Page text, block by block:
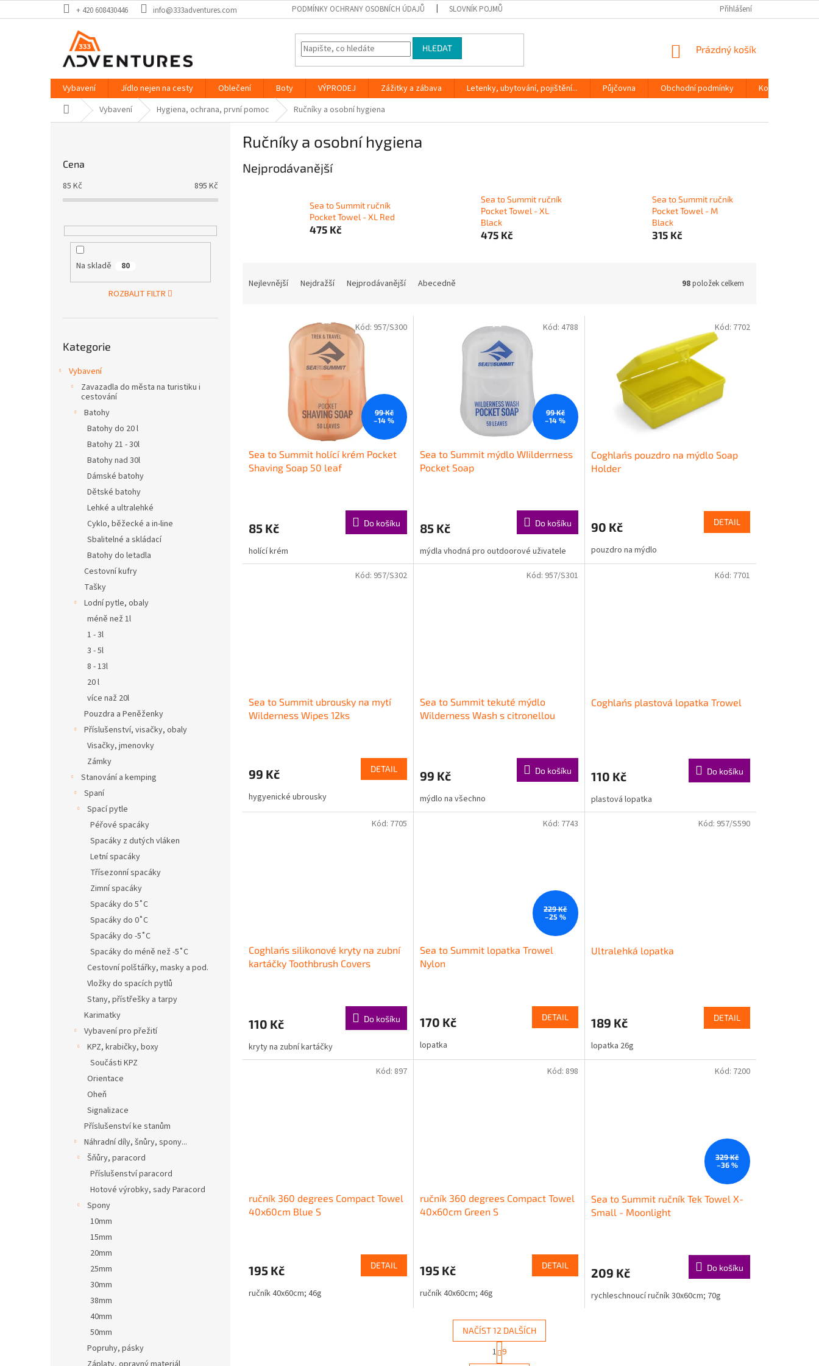
na
+ 420 608430446 info@333adventures.com PODMÍNKY OCHRANY OSOBNÍCH ÚDAJŮ SLOVNÍK POJMŮ Přihlášení
HLEDAT
NÁKUPNÍ
Prázdný košík
Vybavení Jídlo nejen na cesty Oblečení Boty VÝPRODEJ Zážitky a zábava Letenky, ubytování, pojištění... Půjčovna Obchodní podmínky
Kontakty
Domů Vybavení Hygiena, ochrana, první pomoc Ručníky a osobní hygiena
Cena
85 Kč 895 Kč
Na skladě 80
ROZBALIT FILTR
kategorie
Kategorie
Vybavení
Zavazadla do města na turistiku i
cestování
Batohy
Batohy do 20 l
Batohy 21 - 30l
Batohy nad 30l
Dámské batohy
Dětské batohy
Lehké a ultralehké
Cyklo, běžecké a in-line
Sbalitelné a skládací
Batohy do letadla
Cestovní kufry
Tašky
Lodní pytle, obaly
méně než 1l
1 - 3l
3 - 5l
8 - 13l
20 l
více naž 20l
Pouzdra a Peněženky
Příslušenství, visačky, obaly
Visačky, jmenovky
Zámky
Stanování a kemping
Spaní
Spací pytle
Péřové spacáky
Spacáky z dutých vláken
Letní spacáky
Třísezonní spacáky
Zimní spacáky
Spacáky do 5˚C
Spacáky do 0˚C
Spacáky do -5˚C
Spacáky do méně než -5˚C
Cestovní polštářky, masky a pod.
Vložky do spacích pytlů
Stany, přístřešky a tarpy
Karimatky
Vybavení pro přežití
KPZ, krabičky, boxy
Součásti KPZ
Orientace
Oheň
Signalizace
Příslušenství ke stanům
Náhradní díly, šnůry, spony...
Šňůry, paracord
Příslušenství paracord
Hotové výrobky, sady Paracord
Spony
10mm
15mm
20mm
25mm
30mm
38mm
40mm
50mm
Popruhy, pásky
Ručníky a osobní hygiena
Nejprodávanější
Sea to Summit ručník
Pocket Towel - XL Red
475 Kč
Sea to Summit ručník
Pocket Towel - XL
Black
475 Kč
Sea to Summit ručník
Pocket Towel - M
Black
315 Kč
Nejlevnější Nejdražší Nejprodávanější Abecedně 98položek celkem
99 Kč
–14 %
Sea to Summit holící krém Pocket
Shaving Soap 50 leaf
85 Kč Do košíku
holící krém
Kód: 957/S300
99 Kč
–14 %
Sea to Summit mýdlo WIilderrness
Pocket Soap
85 Kč Do košíku
mýdla vhodná pro outdoorové uživatele
Kód: 4788
Coghlan´s pouzdro na mýdlo Soap
Holder
90 Kč DETAIL
pouzdro na mýdlo
Kód: 7702
Sea to Summit ubrousky na mytí
Wilderness Wipes 12ks
99 Kč DETAIL
hygyenické ubrousky
Kód: 957/S302
Sea to Summit tekuté mýdlo
Wilderness Wash s citronellou
99 Kč Do košíku
mýdlo na všechno
Kód: 957/S301
Coghlan´s plastová lopatka Trowel
110 Kč Do košíku
plastová lopatka
Kód: 7701
Coghlan´s silikonové kryty na zubní
kartáčky Toothbrush Covers
110 Kč Do košíku
kryty na zubní kartáčky
Kód: 7705
229 Kč
–25 %
Sea to Summit lopatka Trowel
Nylon
170 Kč DETAIL
lopatka
Kód: 7743
Ultralehká lopatka
189 Kč DETAIL
lopatka 26g
Kód: 957/S590
ručník 360 degrees Compact Towel
40x60cm Blue S
195 Kč DETAIL
ručník 40x60cm; 46g
Kód: 897
ručník 360 degrees Compact Towel
40x60cm Green S
195 Kč DETAIL
ručník 40x60cm; 46g
Kód: 898
329 Kč
–36 %
Sea to Summit ručník Tek Towel X-
Small - Moonlight
209 Kč Do košíku
rychleschnoucí ručník 30x60cm; 70g
Kód: 7200
O
NAČÍST 12 DALŠÍCH
S
t
1 9